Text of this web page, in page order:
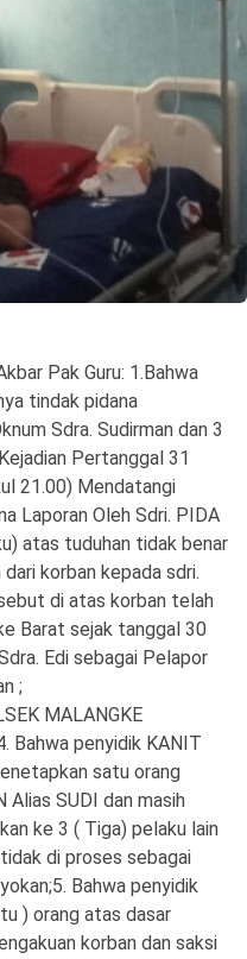
Pak Guru: 1.Bahwa
tindak pidana
Sdra. Sudirman dan 3
Pertanggal 31
21.00) Mendatangi
Laporan Oleh Sdri. PIDA
atas tuduhan tidak benar
korban kepada sdri.
di atas korban telah
Barat sejak tanggal 30
Edi sebagai Pelapor
;
MALANGKE
Bahwa penyidik KANIT
satu orang
Alias SUDI dan masih
ke 3 ( Tiga) pelaku lain
di proses sebagai
Bahwa penyidik
) orang atas dasar
korban dan saksi